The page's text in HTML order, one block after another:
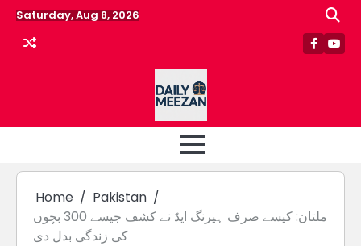
Skip
to
content
Saturday, Aug 8, 2026
Home
Pakistan
ملتان: کیسے صرف ہیرنگ ایڈ نے کشف جیسے 300 بچوں
کی زندگی بدل دی